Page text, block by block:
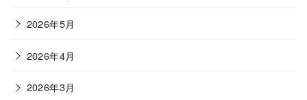
2026年5月
2026年4月
2026年3月